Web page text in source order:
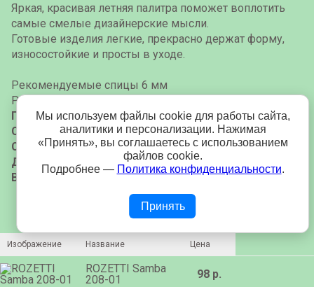
Яркая, красивая летняя палитра поможет воплотить
самые смелые дизайнерские мысли.
Готовые изделия легкие, прекрасно держат форму,
износостойкие и просты в уходе.
Рекомендуемые спицы 6 мм
Рекомендуемый крючок 6 мм
Производитель:Rozetti
Страна производства:Турция
Состав:100% акрил
Длина мотка:
147 м
Вес мотка:100 гр
Изображение Название Цена
ROZETTI Samba
208-01
98 р.
Мы используем файлы cookie для работы сайта,
аналитики и персонализации. Нажимая
«Принять», вы соглашаетесь с использованием
файлов cookie.
Подробнее — Политика конфиденциальности.
Принять